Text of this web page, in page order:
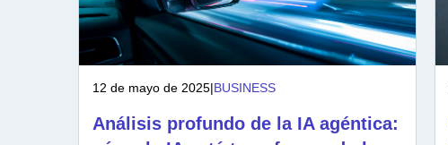
12 de mayo de 2025|BUSINESS
Análisis profundo de la IA agéntica: